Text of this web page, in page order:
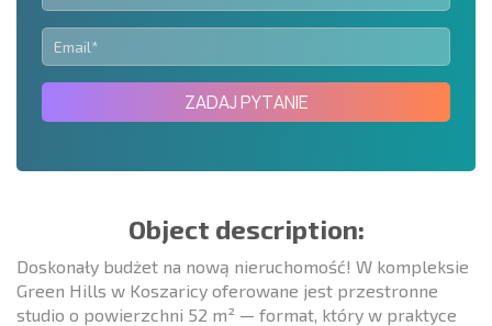
ZADAJ PYTANIE
Object description:
Doskonały budżet na nową nieruchomość! W kompleksie
Green Hills w Koszaricy oferowane jest przestronne
studio o powierzchni 52 m² — format, który w praktyce